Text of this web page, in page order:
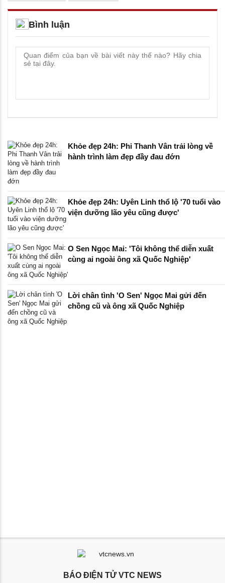
Bình luận
Khỏe đẹp 24h: Phi Thanh Vân trải lòng về
hành trình làm đẹp đầy đau đớn
Khỏe đẹp 24h: Uyên Linh thổ lộ '70 tuổi vào
viện dưỡng lão yêu cũng được'
O Sen Ngọc Mai: 'Tôi không thể diễn xuất
cùng ai ngoài ông xã Quốc Nghiệp'
Lời chân tình 'O Sen' Ngọc Mai gửi đến
chồng cũ và ông xã Quốc Nghiệp
BÁO ĐIỆN TỬ VTC NEWS